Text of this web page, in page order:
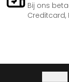
Bij ons
Creditcard,